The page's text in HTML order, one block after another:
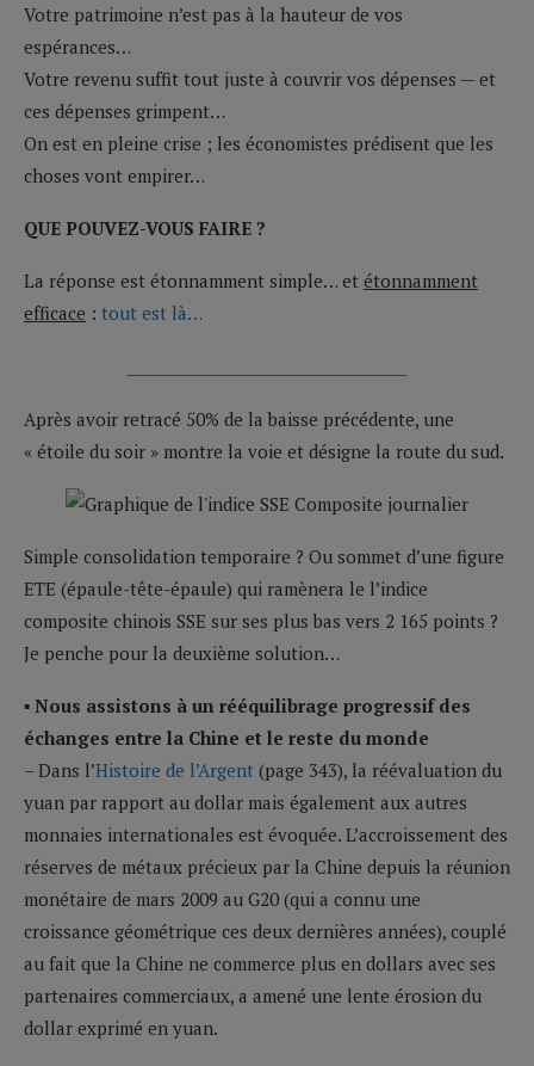
Votre patrimoine n’est pas à la hauteur de vos
espérances…
Votre revenu suffit tout juste à couvrir vos dépenses — et
ces dépenses grimpent…
On est en pleine crise ; les économistes prédisent que les
choses vont empirer…
QUE POUVEZ-VOUS FAIRE ?
La réponse est étonnamment simple… et étonnamment
efficace : tout est là…
Après avoir retracé 50% de la baisse précédente, une
« étoile du soir » montre la voie et désigne la route du sud.
Simple consolidation temporaire ? Ou sommet d’une figure
ETE (épaule-tête-épaule) qui ramènera le l’indice
composite chinois SSE sur ses plus bas vers 2 165 points ?
Je penche pour la deuxième solution…
▪ Nous assistons à un rééquilibrage progressif des
échanges entre la Chine et le reste du monde
– Dans l’Histoire de l’Argent (page 343), la réévaluation du
yuan par rapport au dollar mais également aux autres
monnaies internationales est évoquée. L’accroissement des
réserves de métaux précieux par la Chine depuis la réunion
monétaire de mars 2009 au G20 (qui a connu une
croissance géométrique ces deux dernières années), couplé
au fait que la Chine ne commerce plus en dollars avec ses
partenaires commerciaux, a amené une lente érosion du
dollar exprimé en yuan.